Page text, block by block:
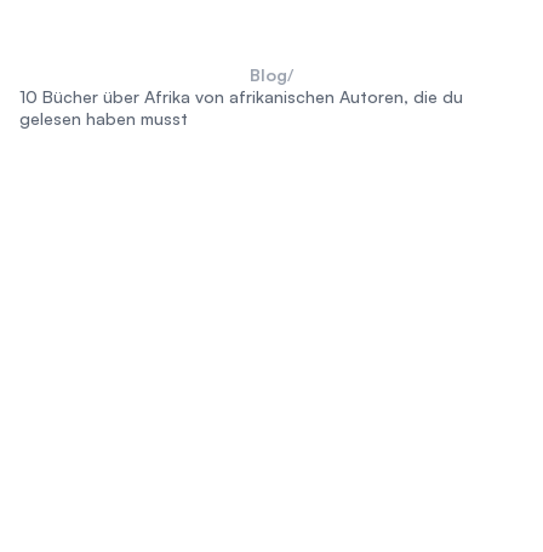
Blog/
10 Bücher über Afrika von afrikanischen Autoren, die du
gelesen haben musst